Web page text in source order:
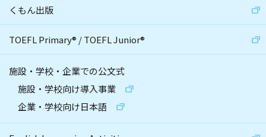
くもん出版
TOEFL Primary® /TOEFL Junior®
施設・学校・企業での公文式
施設・学校向け導入事業
企業・学校向け日本語